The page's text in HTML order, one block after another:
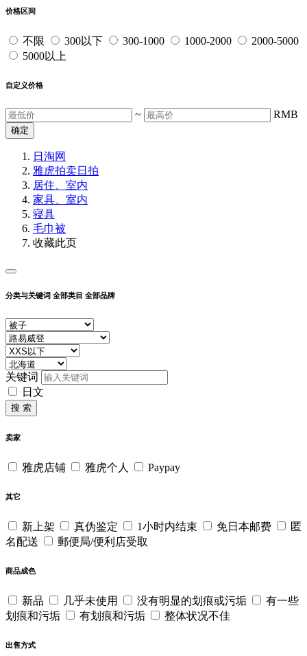
价格区间
不限 300以下 300-1000 1000-2000
2000-5000
5000以上
自定义价格
~ RMB
确定
日淘网
雅虎拍卖日拍
居住、室内
家具、室内
寝具
毛巾被
收藏此页
分类与关键词 全部类目 全部品牌
关键词
日文
搜 索
卖家
雅虎店铺 雅虎个人 Paypay
其它
新上架 真伪鉴定 1小时内结束 免日本邮费
匿
名配送
郵便局/便利店受取
商品成色
新品 几乎未使用 没有明显的划痕或污垢
有一些
划痕和污垢
有划痕和污垢 整体状况不佳
出售方式